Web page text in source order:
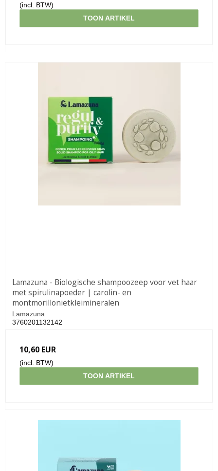
(incl. BTW)
TOON ARTIKEL
Lamazuna - Biologische shampoozeep voor vet haar
met spirulinapoeder | carolin- en
montmorillonietkleimineralen
Lamazuna
3760201132142
10,60 EUR
(incl. BTW)
TOON ARTIKEL